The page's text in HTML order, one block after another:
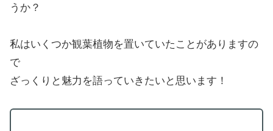
うか？
私はいくつか観葉植物を置いていたことがありますの
で
ざっくりと魅力を語っていきたいと思います！